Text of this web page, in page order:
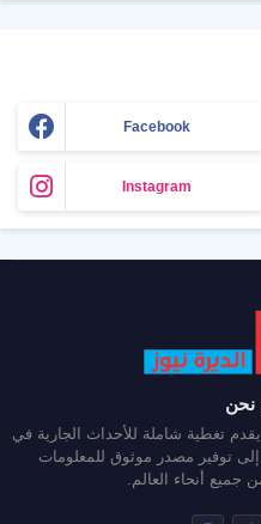
Facebook
Instagram
نحن
تغطية شاملة للأحداث الجارية في
إلى توفير مصدر موثوق للمعلومات
جميع أنحاء العالم.